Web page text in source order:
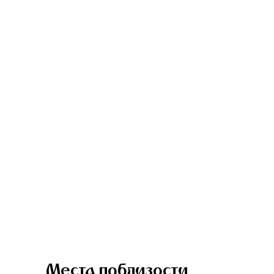
Места поблизости